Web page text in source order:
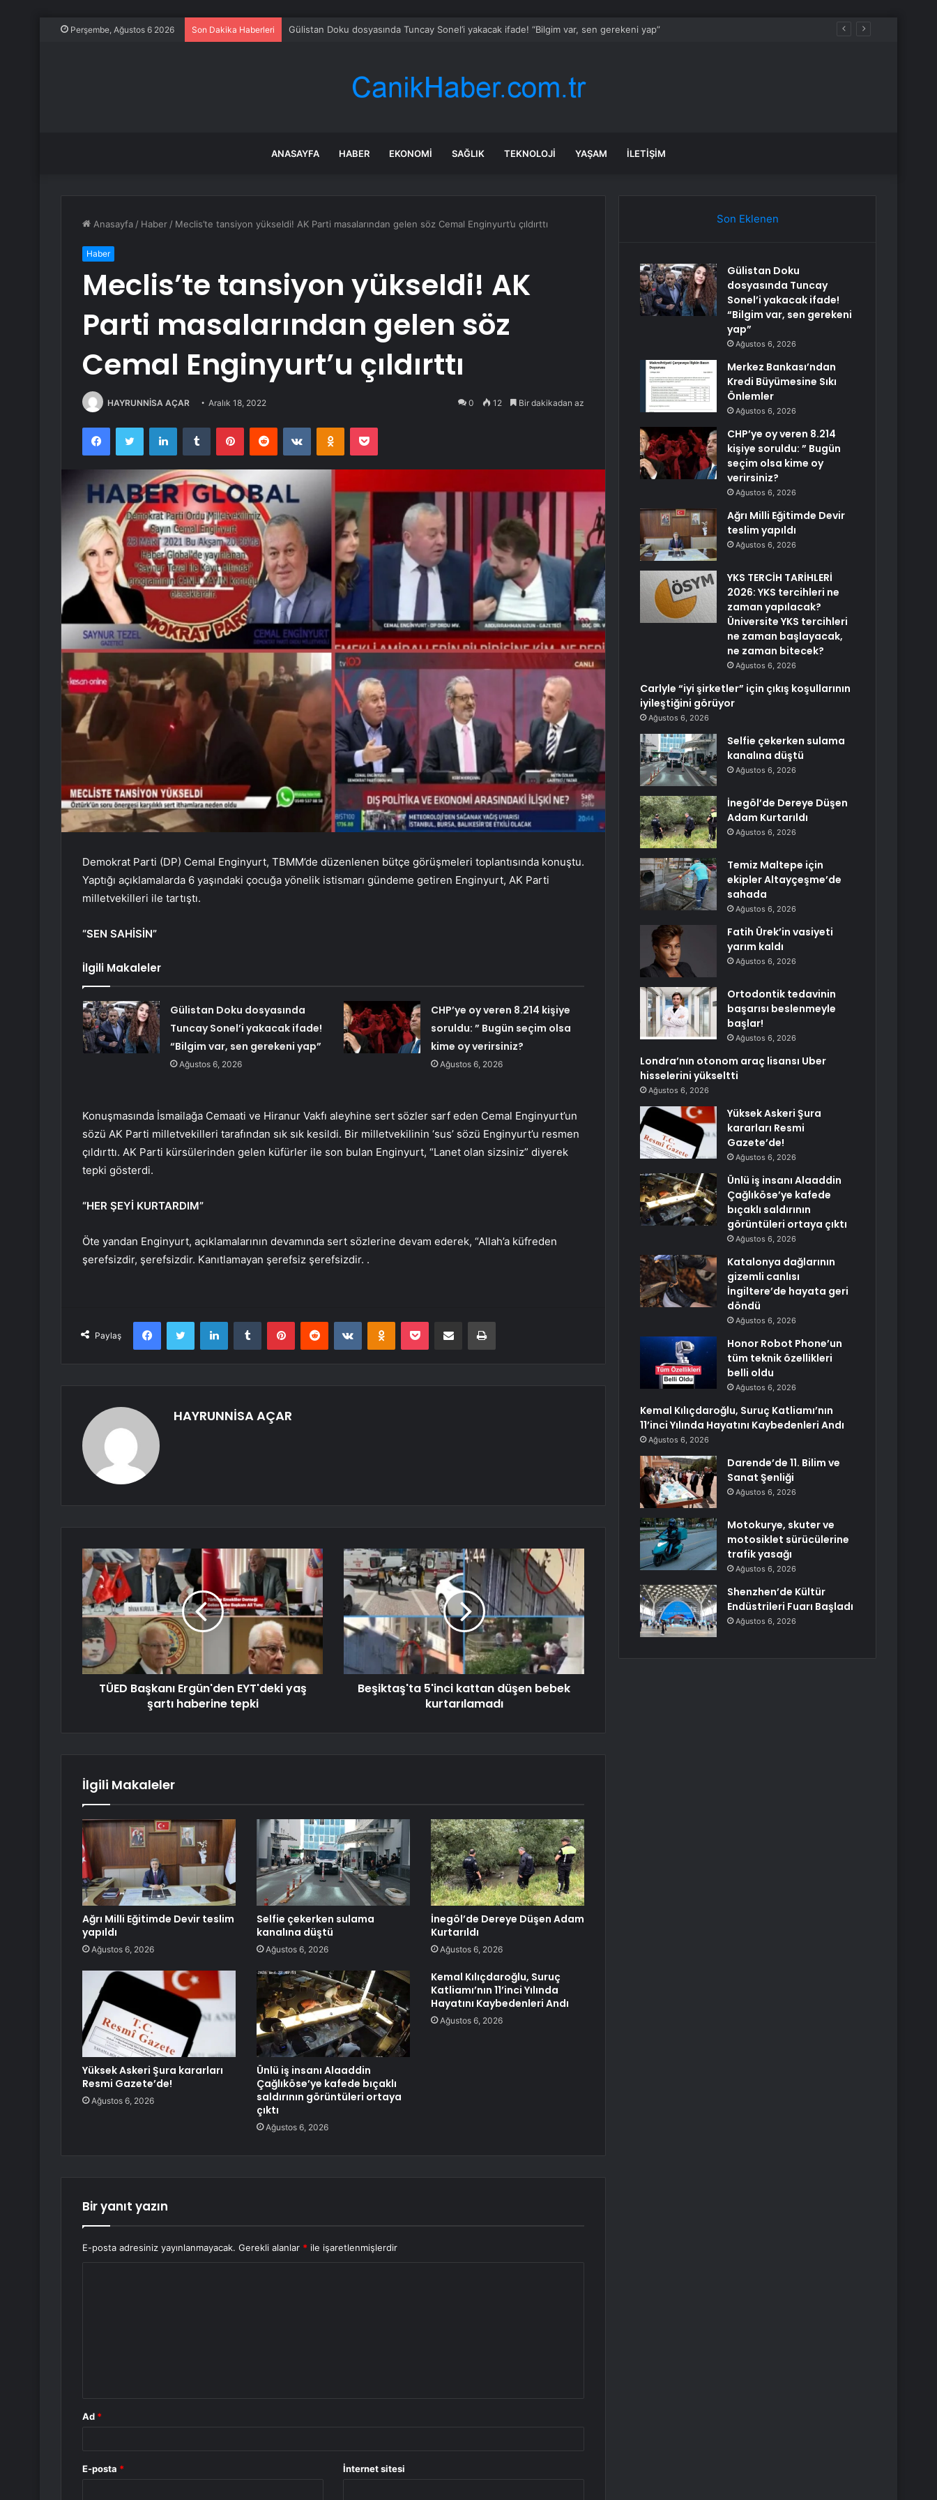
Perşembe, Ağustos 6 2026 Son Dakika Haberleri Merkez Bankası’ndan Kredi Büyümesine Sıkı Önlemler
ANASAYFA HABER EKONOMI SAĞLIK TEKNOLOJI YAŞAM İLETIŞIM
Anasayfa / Haber / Meclis’te tansiyon yükseldi! AK Parti masalarından gelen söz Cemal Enginyurt’u çıldırttı
Haber
Meclis’te tansiyon yükseldi! AK
Parti masalarından gelen söz
Cemal Enginyurt’u çıldırttı
HAYRUNNİSA AÇAR Aralık 18, 2022 0 12 Bir dakikadan az
FacebookTwitter LinkedInTumblr PinterestReddit VKontakteOdnoklassniki
Pocket
Demokrat Parti (DP) Cemal Enginyurt, TBMM’de düzenlenen bütçe görüşmeleri toplantısında konuştu.
Yaptığı açıklamalarda 6 yaşındaki çocuğa yönelik istismarı gündeme getiren Enginyurt, AK Parti
milletvekilleri ile tartıştı.
“SEN SAHİSİN”
İlgili Makaleler
Gülistan Doku dosyasında
Tuncay Sonel’i yakacak ifade!
“Bilgim var, sen gerekeni yap”
Ağustos 6, 2026
CHP’ye oy veren 8.214 kişiye
soruldu: ” Bugün seçim olsa
kime oy verirsiniz?
Ağustos 6, 2026
Konuşmasında İsmailağa Cemaati ve Hiranur Vakfı aleyhine sert sözler sarf eden Cemal Enginyurt’un
sözü AK Parti milletvekilleri tarafından sık sık kesildi. Bir milletvekilinin ‘sus’ sözü Enginyurt’u resmen
çıldırttı. AK Parti kürsülerinden gelen küfürler ile son bulan Enginyurt, “Lanet olan sizsiniz” diyerek
tepki gösterdi.
“HER ŞEYİ KURTARDIM”
Öte yandan Enginyurt, açıklamalarının devamında sert sözlerine devam ederek, “Allah’a küfreden
şerefsizdir, şerefsizdir. Kanıtlamayan şerefsiz şerefsizdir. .
Paylaş
FacebookTwitter LinkedInTumblr PinterestReddit VKontakteOdnoklassniki
Pocket E-Posta ile paylaş Yazdır
HAYRUNNİSA AÇAR
TÜED Başkanı Ergün'den EYT'deki yaş
şartı haberine tepki
Beşiktaş'ta 5'inci kattan düşen bebek
kurtarılamadı
İlgili Makaleler
Ağrı Milli Eğitimde Devir teslim
yapıldı
Ağustos 6, 2026
Selfie çekerken sulama
kanalına düştü
Ağustos 6, 2026
İnegöl’de Dereye Düşen Adam
Kurtarıldı
Ağustos 6, 2026
Yüksek Askeri Şura kararları
Resmi Gazete’de!
Ağustos 6, 2026
Ünlü iş insanı Alaaddin
Çağlıköse’ye kafede bıçaklı
saldırının görüntüleri ortaya
çıktı
Ağustos 6, 2026
Kemal Kılıçdaroğlu, Suruç
Katliamı’nın 11’inci Yılında
Hayatını Kaybedenleri Andı
Ağustos 6, 2026
Bir yanıt yazın
E-posta adresiniz yayınlanmayacak. Gerekli alanlar * ile işaretlenmişlerdir
Ad *
E-posta * İnternet sitesi
Son Eklenen
Gülistan Doku
dosyasında Tuncay
Sonel’i yakacak ifade!
“Bilgim var, sen gerekeni
yap”
Ağustos 6, 2026
Merkez Bankası’ndan
Kredi Büyümesine Sıkı
Önlemler
Ağustos 6, 2026
CHP’ye oy veren 8.214
kişiye soruldu: ” Bugün
seçim olsa kime oy
verirsiniz?
Ağustos 6, 2026
Ağrı Milli Eğitimde Devir
teslim yapıldı
Ağustos 6, 2026
YKS TERCİH TARİHLERİ
2026: YKS tercihleri ne
zaman yapılacak?
Üniversite YKS tercihleri
ne zaman başlayacak,
ne zaman bitecek?
Ağustos 6, 2026
Carlyle “iyi şirketler” için çıkış koşullarının
iyileştiğini görüyor
Ağustos 6, 2026
Selfie çekerken sulama
kanalına düştü
Ağustos 6, 2026
İnegöl’de Dereye Düşen
Adam Kurtarıldı
Ağustos 6, 2026
Temiz Maltepe için
ekipler Altayçeşme’de
sahada
Ağustos 6, 2026
Fatih Ürek’in vasiyeti
yarım kaldı
Ağustos 6, 2026
Ortodontik tedavinin
başarısı beslenmeyle
başlar!
Ağustos 6, 2026
Londra’nın otonom araç lisansı Uber
hisselerini yükseltti
Ağustos 6, 2026
Yüksek Askeri Şura
kararları Resmi
Gazete’de!
Ağustos 6, 2026
Ünlü iş insanı Alaaddin
Çağlıköse’ye kafede
bıçaklı saldırının
görüntüleri ortaya çıktı
Ağustos 6, 2026
Katalonya dağlarının
gizemli canlısı
İngiltere’de hayata geri
döndü
Ağustos 6, 2026
Honor Robot Phone’un
tüm teknik özellikleri
belli oldu
Ağustos 6, 2026
Kemal Kılıçdaroğlu, Suruç Katliamı’nın
11’inci Yılında Hayatını Kaybedenleri Andı
Ağustos 6, 2026
Darende’de 11. Bilim ve
Sanat Şenliği
Ağustos 6, 2026
Motokurye, skuter ve
motosiklet sürücülerine
trafik yasağı
Ağustos 6, 2026
Shenzhen’de Kültür
Endüstrileri Fuarı Başladı
Ağustos 6, 2026